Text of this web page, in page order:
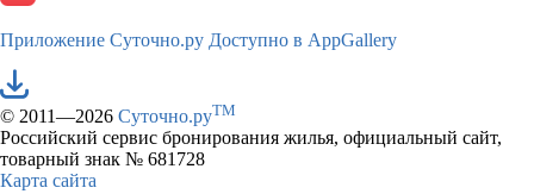
Приложение Суточно.ру Доступно в AppGallery
© 2011—2026 Суточно.руTM
Российский сервис бронирования жилья, официальный сайт,
товарный знак № 681728
Карта сайта